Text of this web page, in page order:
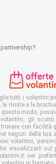
tutti i volantini
le riviste e le
modo,
gli
con facilità
negozi della tua
volantini,
visualizzarli
nei